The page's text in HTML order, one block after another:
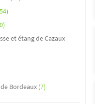
et étang de Cazaux
Bordeaux (7)